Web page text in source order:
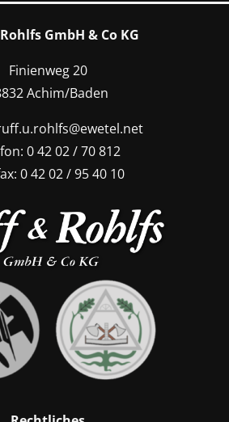
GmbH & Co KG
Finienweg 20
Achim/Baden
0 42 02 / 70 812
0 42 02 / 95 40 10